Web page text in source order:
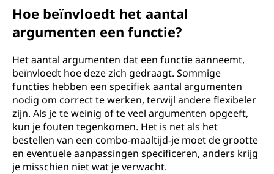
Hoe beïnvloedt het aantal
argumenten een functie?
Het aantal argumenten dat een functie aanneemt,
beïnvloedt hoe deze zich gedraagt. Sommige
functies hebben een specifiek aantal argumenten
nodig om correct te werken, terwijl andere flexibeler
zijn. Als je te weinig of te veel argumenten opgeeft,
kun je fouten tegenkomen. Het is net als het
bestellen van een combo-maaltijd-je moet de grootte
en eventuele aanpassingen specificeren, anders krijg
je misschien niet wat je verwacht.